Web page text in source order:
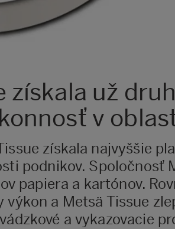
získala už
v
získala najvyššie
podnikov. Spoločnosť
papiera a kartónov.
a Metsä Tissue
a vykazovacie